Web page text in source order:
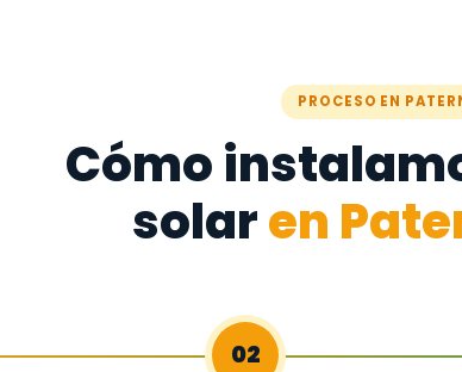
PROCESO EN
Cómo
solaren
02